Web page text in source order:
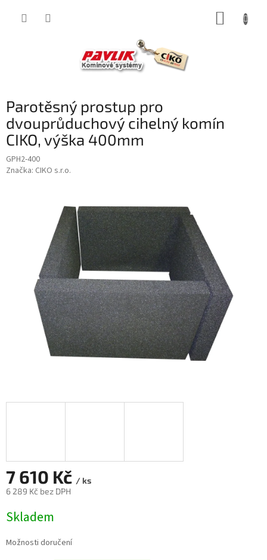
Parotěsný prostup pro
dvouprůduchový cihelný komín
CIKO, výška 400mm
GPH2-400
Značka: CIKO s.r.o.
7 610 Kč / ks
6 289 Kč bez DPH
cena:
Skladem
Možnosti doručení